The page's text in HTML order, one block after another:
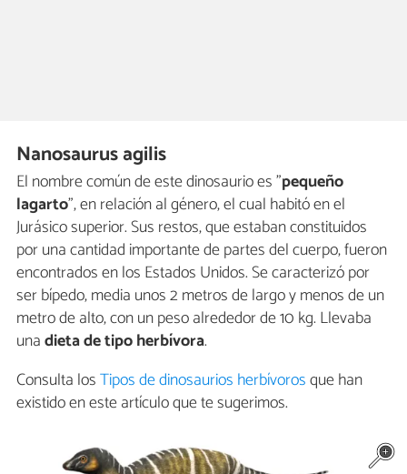
Nanosaurus agilis
El nombre común de este dinosaurio es "pequeño
lagarto", en relación al género, el cual habitó en el
Jurásico superior. Sus restos, que estaban constituidos
por una cantidad importante de partes del cuerpo, fueron
encontrados en los Estados Unidos. Se caracterizó por
ser bípedo, media unos 2 metros de largo y menos de un
metro de alto, con un peso alrededor de 10 kg. Llevaba
unadieta de tipo herbívora.
Consulta losTipos de dinosaurios herbívorosque han
existido en este artículo que te sugerimos.